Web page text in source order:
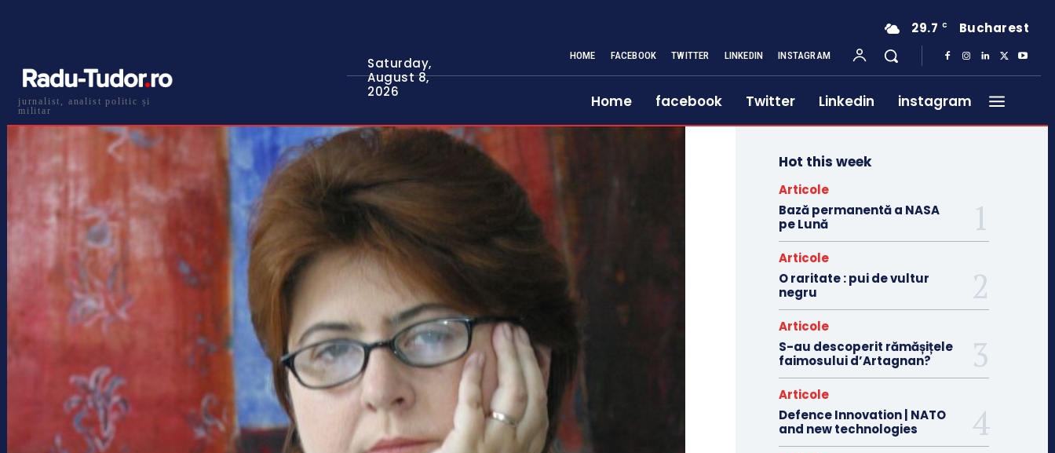
jurnalist, analist politic și
militar
Saturday,
August 8,
2026
29.7 C Bucharest
HOME FACEBOOK TWITTER LINKEDIN INSTAGRAM
Home facebook Twitter Linkedin instagram
Hot this week
Articole
Bază permanentă a NASA
pe Lună
Articole
O raritate : pui de vultur
negru
Articole
S-au descoperit rămășițele
faimosului d’Artagnan?
Articole
Defence Innovation | NATO
and new technologies